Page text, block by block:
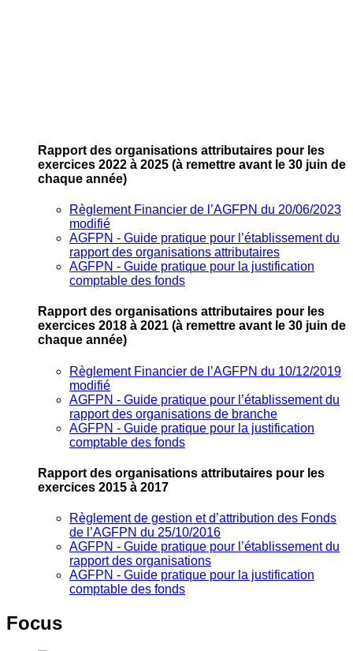
Rapport des organisations attributaires pour les
exercices 2022 à 2025 (à remettre avant le 30 juin de
chaque année)
Règlement Financier de l’AGFPN du 20/06/2023
modifié
AGFPN ‐ Guide pratique pour l’établissement du
rapport des organisations attributaires
AGFPN ‐ Guide pratique pour la justification
comptable des fonds
Rapport des organisations attributaires pour les
exercices 2018 à 2021 (à remettre avant le 30 juin de
chaque année)
Règlement Financier de l’AGFPN du 10/12/2019
modifié
AGFPN ‐ Guide pratique pour l’établissement du
rapport des organisations de branche
AGFPN ‐ Guide pratique pour la justification
comptable des fonds
Rapport des organisations attributaires pour les
exercices 2015 à 2017
Règlement de gestion et d’attribution des Fonds
de l’AGFPN du 25/10/2016
AGFPN ‐ Guide pratique pour l’établissement du
rapport des organisations
AGFPN ‐ Guide pratique pour la justification
comptable des fonds
Focus